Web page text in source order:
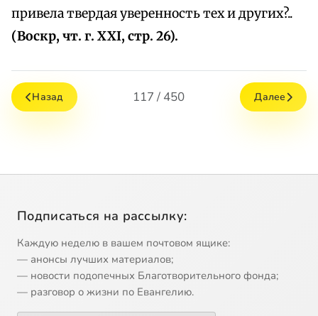
привела твердая уверенность тех и других?..
(Воскр, чт. г. XXI, стр. 26).
Назад 117 / 450 Далее
Подписаться на рассылку:
Каждую неделю в вашем почтовом ящике:
— анонсы лучших материалов;
— новости подопечных Благотворительного фонда;
— разговор о жизни по Евангелию.